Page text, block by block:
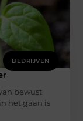
BEDRIJVEN
bewust
het gaan is